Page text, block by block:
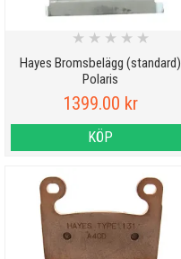
Hayes Bromsbelägg (standard)
Polaris
★ ★ ★ ★ ★
1399.00 kr
KÖP